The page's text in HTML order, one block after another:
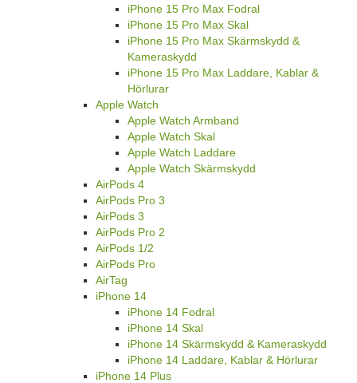
iPhone 15 Pro Max Fodral
iPhone 15 Pro Max Skal
iPhone 15 Pro Max Skärmskydd &
Kameraskydd
iPhone 15 Pro Max Laddare, Kablar &
Hörlurar
Apple Watch
Apple Watch Armband
Apple Watch Skal
Apple Watch Laddare
Apple Watch Skärmskydd
AirPods 4
AirPods Pro 3
AirPods 3
AirPods Pro 2
AirPods 1/2
AirPods Pro
AirTag
iPhone 14
iPhone 14 Fodral
iPhone 14 Skal
iPhone 14 Skärmskydd & Kameraskydd
iPhone 14 Laddare, Kablar & Hörlurar
iPhone 14 Plus